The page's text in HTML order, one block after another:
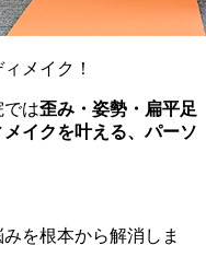
メイク！
は歪み・姿勢・扁平足
イクを叶える、パーソ
を根本から解消しま